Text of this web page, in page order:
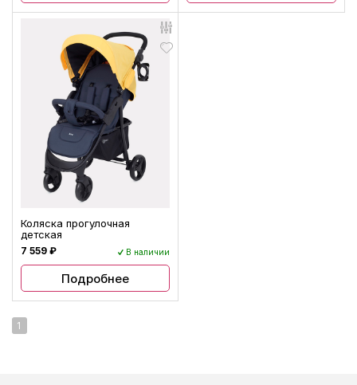
Коляска прогулочная
детская
7 559 ₽ В наличии
Подробнее
1